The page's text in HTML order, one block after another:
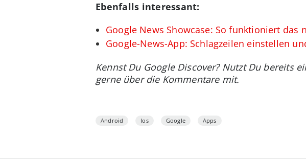
Ebenfalls interessant:
Google News Showcase: So funktioniert das
Google-News-App: Schlagzeilen einstellen
Kennst Du Google Discover? Nutzt Du bereits
gerne über die Kommentare mit.
Android Ios Google Apps